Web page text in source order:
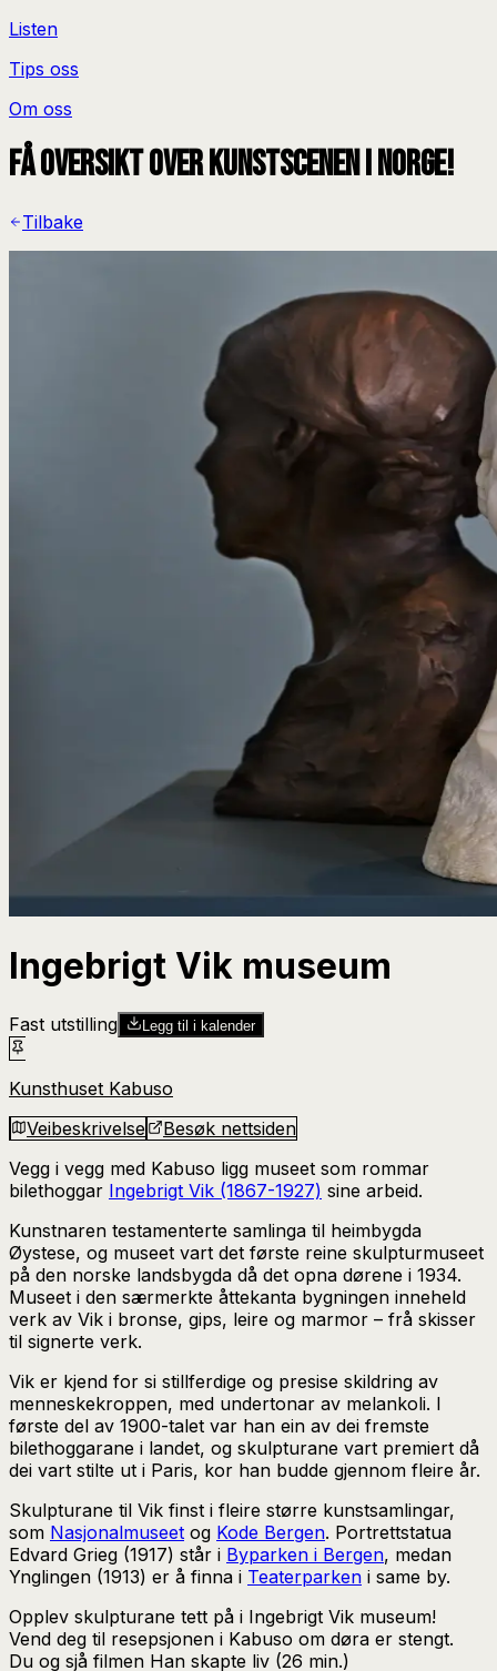
Listen
Tips oss
Om oss
Få oversikt over kunstscenen i Norge!
Tilbake
Ingebrigt Vik museum
Fast utstilling Legg til i kalender
Kunsthuset Kabuso
Veibeskrivelse
Besøk nettsiden
Vegg i vegg med Kabuso ligg museet som rommar
bilethoggar Ingebrigt Vik (1867-1927) sine arbeid.
Kunstnaren testamenterte samlinga til heimbygda
Øystese, og museet vart det første reine skulpturmuseet
på den norske landsbygda då det opna dørene i 1934.
Museet i den særmerkte åttekanta bygningen inneheld
verk av Vik i bronse, gips, leire og marmor – frå skisser
til signerte verk.
Vik er kjend for si stillferdige og presise skildring av
menneskekroppen, med undertonar av melankoli. I
første del av 1900-talet var han ein av dei fremste
bilethoggarane i landet, og skulpturane vart premiert då
dei vart stilte ut i Paris, kor han budde gjennom fleire år.
Skulpturane til Vik finst i fleire større kunstsamlingar,
som Nasjonalmuseet og Kode Bergen. Portrettstatua
Edvard Grieg (1917) står i Byparken i Bergen, medan
Ynglingen (1913) er å finna i Teaterparken i same by.
Opplev skulpturane tett på i Ingebrigt Vik museum!
Vend deg til resepsjonen i Kabuso om døra er stengt.
Du og sjå filmen Han skapte liv (26 min.)